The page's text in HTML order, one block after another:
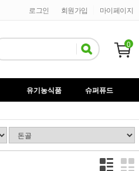
마이페이지
회원가입
로그인
0
유기농식품
슈퍼퓨드